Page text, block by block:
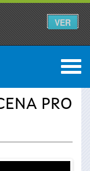
VER
0
PRO